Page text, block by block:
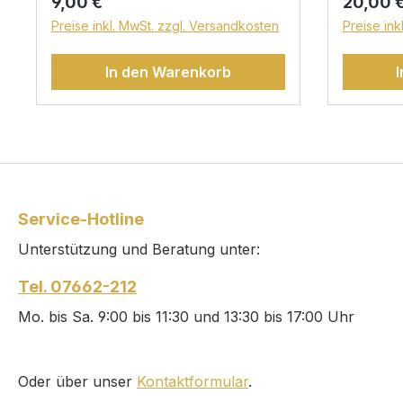
6,4 g/lAP-Nr. 303/05/25Enthält
SulfiteUrsprungsland:
DeutschlandErzeuger: Weingut
Bercher OHG, Mittelstadt 13, D-
79235 Vogtsburg-
Nährwerte:
Preise inkl. MwSt. zzgl. Versandkosten
In den Warenkorb
Vol
g/
g/
AP Nr.
79235
Preise
Service-Hotline
Unterstützung und Beratung unter:
Tel. 07662-212
Mo. bis Sa. 9:00 bis 11:30 und 13:30 bis 17:00 Uhr
Oder über unser Kontaktformular.